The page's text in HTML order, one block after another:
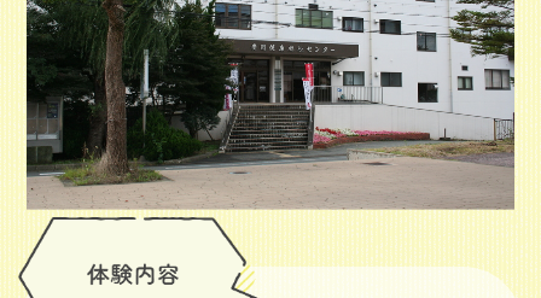
社会福祉法人豊岡市社会福祉協議会
社会福祉事業、介護保険事業
企業情報はこちら